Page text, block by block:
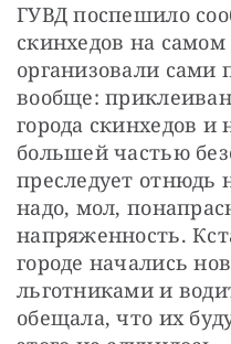
ГУВД поспешило
скинхедов на
организовали сами
вообще:
города скинхедов и
большей частью
преследует отнюдь
надо, мол,
напряженность.
городе начались
льготниками и
обещала, что их